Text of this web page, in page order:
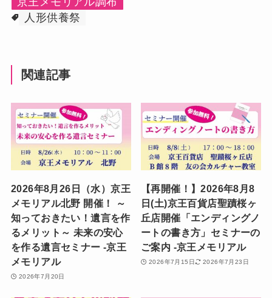
人形供養祭
関連記事
2026年8月26日（水）京王
メモリアル北野 開催！ ～
知っておきたい！遺言を作
るメリット～ 未来の安心
を作る遺言セミナー -京王
メモリアル
2026年7月20日
【再開催！】2026年8月8
日(土)京王百貨店聖蹟桜ヶ
丘店開催「エンディングノ
ートの書き方」セミナーの
ご案内 -京王メモリアル
2026年7月15日 2026年7月23日